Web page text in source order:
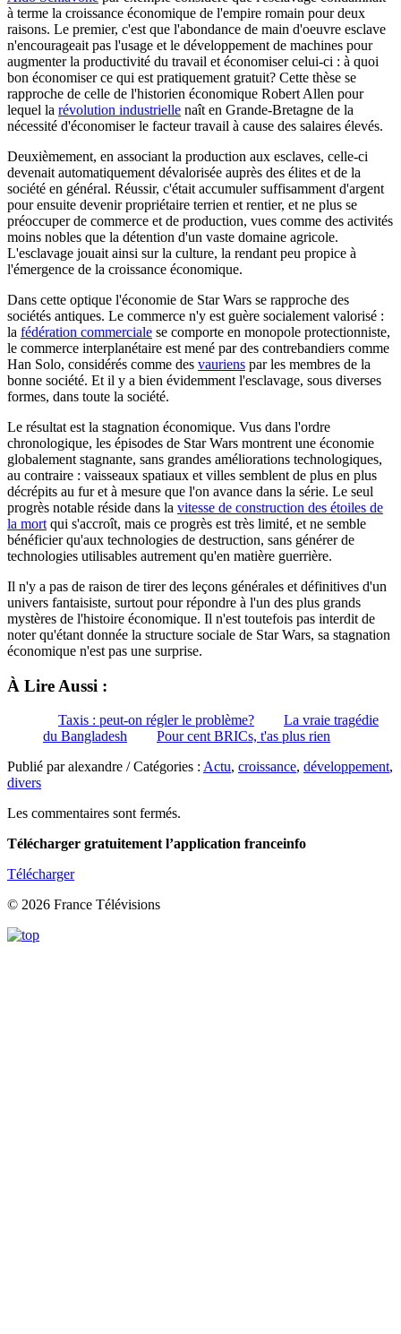
à terme la croissance économique de l'empire romain pour deux
raisons. Le premier, c'est que l'abondance de main d'oeuvre esclave
n'encourageait pas l'usage et le développement de machines pour
augmenter la productivité du travail et économiser celui-ci : à quoi
bon économiser ce qui est pratiquement gratuit? Cette thèse se
rapproche de celle de l'historien économique Robert Allen pour
lequel la révolution industrielle naît en Grande-Bretagne de la
nécessité d'économiser le facteur travail à cause des salaires élevés.
Deuxièmement, en associant la production aux esclaves, celle-ci
devenait automatiquement dévalorisée auprès des élites et de la
société en général. Réussir, c'était accumuler suffisamment d'argent
pour ensuite devenir propriétaire terrien et rentier, et ne plus se
préoccuper de commerce et de production, vues comme des activités
moins nobles que la détention d'un vaste domaine agricole.
L'esclavage jouait ainsi sur la culture, la rendant peu propice à
l'émergence de la croissance économique.
Dans cette optique l'économie de Star Wars se rapproche des
sociétés antiques. Le commerce n'y est guère socialement valorisé :
la fédération commerciale se comporte en monopole protectionniste,
le commerce interplanétaire est mené par des contrebandiers comme
Han Solo, considérés comme des vauriens par les membres de la
bonne société. Et il y a bien évidemment l'esclavage, sous diverses
formes, dans toute la société.
Le résultat est la stagnation économique. Vus dans l'ordre
chronologique, les épisodes de Star Wars montrent une économie
globalement stagnante, sans grandes améliorations technologiques,
au contraire : vaisseaux spatiaux et villes semblent de plus en plus
décrépits au fur et à mesure que l'on avance dans la série. Le seul
progrès notable réside dans la vitesse de construction des étoiles de
la mort qui s'accroît, mais ce progrès est très limité, et ne semble
bénéficier qu'aux technologies de destruction, sans générer de
technologies utilisables autrement qu'en matière guerrière.
Il n'y a pas de raison de tirer des leçons générales et définitives d'un
univers fantaisiste, surtout pour répondre à l'un des plus grands
mystères de l'histoire économique. Il n'est toutefois pas interdit de
noter qu'étant donnée la structure sociale de Star Wars, sa stagnation
économique n'est pas une surprise.
À Lire Aussi :
Taxis : peut-on régler le problème?
La vraie tragédie
du Bangladesh
Pour cent BRICs, t'as plus rien
Publié par alexandre / Catégories : Actu, croissance, développement,
divers
Les commentaires sont fermés.
Télécharger gratuitement l’application franceinfo
Télécharger
© 2026 France Télévisions